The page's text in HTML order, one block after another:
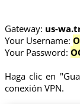
Gateway: us-
Your Username:
Your Password:
Haga clic en
conexión VPN.